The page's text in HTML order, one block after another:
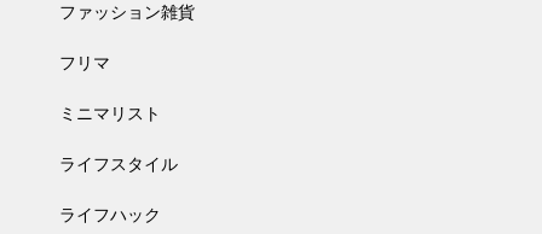
ファッション雑貨
フリマ
ミニマリスト
ライフスタイル
ライフハック